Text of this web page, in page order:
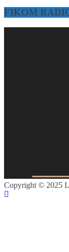
FIKOM
Copyright © 2025